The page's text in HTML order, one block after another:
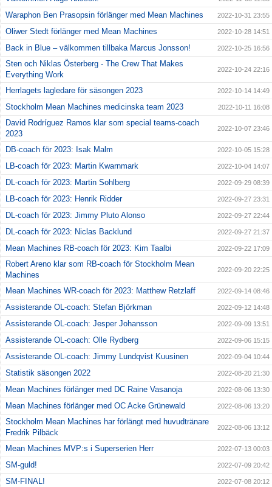
Waraphon Ben Prasopsin förlänger med Mean Machines 2022-10-31 23:55
Oliwer Stedt förlänger med Mean Machines 2022-10-28 14:51
Back in Blue – välkommen tillbaka Marcus Jonsson! 2022-10-25 16:56
Sten och Niklas Österberg - The Crew That Makes
Everything Work
2022-10-24 22:16
Herrlagets lagledare för säsongen 2023 2022-10-14 14:49
Stockholm Mean Machines medicinska team 2023 2022-10-11 16:08
David Rodríguez Ramos klar som special teams-coach
2023
2022-10-07 23:46
DB-coach för 2023: Isak Malm 2022-10-05 15:28
LB-coach för 2023: Martin Kwarnmark 2022-10-04 14:07
DL-coach för 2023: Martin Sohlberg 2022-09-29 08:39
LB-coach för 2023: Henrik Ridder 2022-09-27 23:31
DL-coach för 2023: Jimmy Pluto Alonso 2022-09-27 22:44
DL-coach för 2023: Niclas Backlund 2022-09-27 21:37
Mean Machines RB-coach för 2023: Kim Taalbi 2022-09-22 17:09
Robert Areno klar som RB-coach för Stockholm Mean
Machines
2022-09-20 22:25
Mean Machines WR-coach för 2023: Matthew Retzlaff 2022-09-14 08:46
Assisterande OL-coach: Stefan Björkman 2022-09-12 14:48
Assisterande OL-coach: Jesper Johansson 2022-09-09 13:51
Assisterande OL-coach: Olle Rydberg 2022-09-06 15:15
Assisterande OL-coach: Jimmy Lundqvist Kuusinen 2022-09-04 10:44
Statistik säsongen 2022 2022-08-20 21:30
Mean Machines förlänger med DC Raine Vasanoja 2022-08-06 13:30
Mean Machines förlänger med OC Acke Grünewald 2022-08-06 13:20
Stockholm Mean Machines har förlängt med huvudtränare
Fredrik Pilbäck
2022-08-06 13:12
Mean Machines MVP:s i Superserien Herr 2022-07-13 00:03
SM-guld! 2022-07-09 20:42
SM-FINAL! 2022-07-08 20:12